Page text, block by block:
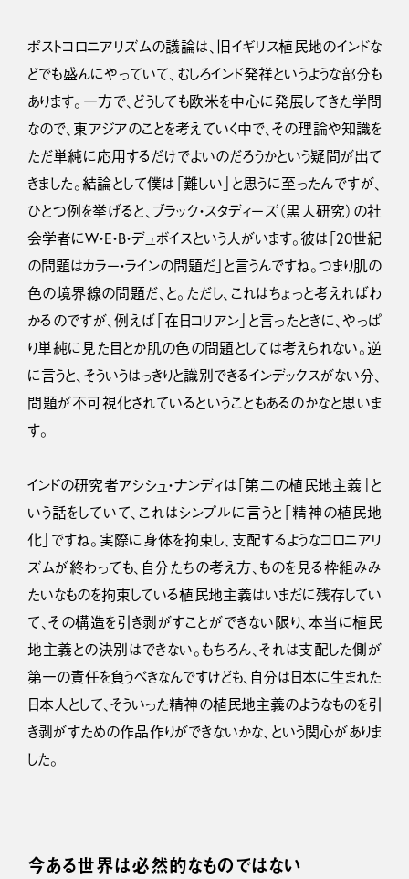
ポストコロニアリズムの議論は、旧イギリス植民地のインドな
どでも盛んにやっていて、むしろインド発祥というような部分も
あります。一方で、どうしても欧米を中心に発展してきた学問
なので、東アジアのことを考えていく中で、その理論や知識を
ただ単純に応用するだけでよいのだろうかという疑問が出て
きました。結論として僕は「難しい」と思うに至ったんですが、
ひとつ例を挙げると、ブラック・スタディーズ（黒人研究）の社
会学者にW・E・B・デュボイスという人がいます。彼は「20世紀
の問題はカラー・ラインの問題だ」と言うんですね。つまり肌の
色の境界線の問題だ、と。ただし、これはちょっと考えればわ
かるのですが、例えば「在日コリアン」と言ったときに、やっぱ
り単純に見た目とか肌の色の問題としては考えられない。逆
に言うと、そういうはっきりと識別できるインデックスがない分、
問題が不可視化されているということもあるのかなと思いま
す。
インドの研究者アシシュ・ナンディは「第二の植民地主義」と
いう話をしていて、これはシンプルに言うと「精神の植民地
化」ですね。実際に身体を拘束し、支配するようなコロニアリ
ズムが終わっても、自分たちの考え方、ものを見る枠組みみ
たいなものを拘束している植民地主義はいまだに残存してい
て、その構造を引き剥がすことができない限り、本当に植民
地主義との決別はできない。もちろん、それは支配した側が
第一の責任を負うべきなんですけども、自分は日本に生まれた
日本人として、そういった精神の植民地主義のようなものを引
き剥がすための作品作りができないかな、という関心がありま
した。
今ある世界は必然的なものではない